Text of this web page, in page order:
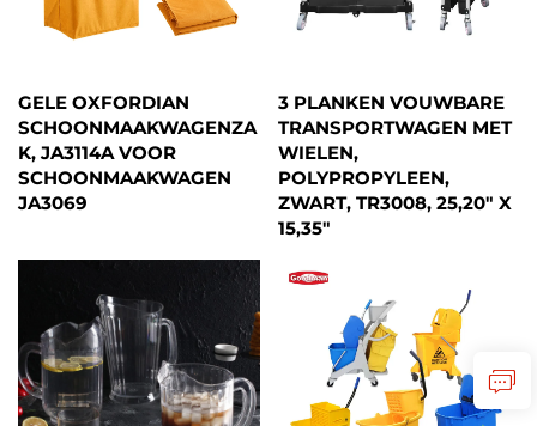
GELE OXFORDIAN
SCHOONMAAKWAGENZA
K, JA3114A VOOR
SCHOONMAAKWAGEN
JA3069
3 PLANKEN VOUWBARE
TRANSPORTWAGEN MET
WIELEN,
POLYPROPYLEEN,
ZWART, TR3008, 25,20" X
15,35"